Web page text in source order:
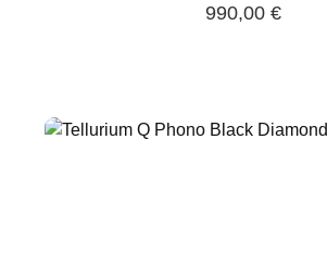
990,00 €